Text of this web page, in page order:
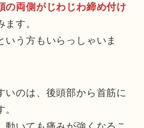
の両側がじわじわ締め付け
ます。
いう方もいらっしゃいま
いのは、後頭部から首筋に